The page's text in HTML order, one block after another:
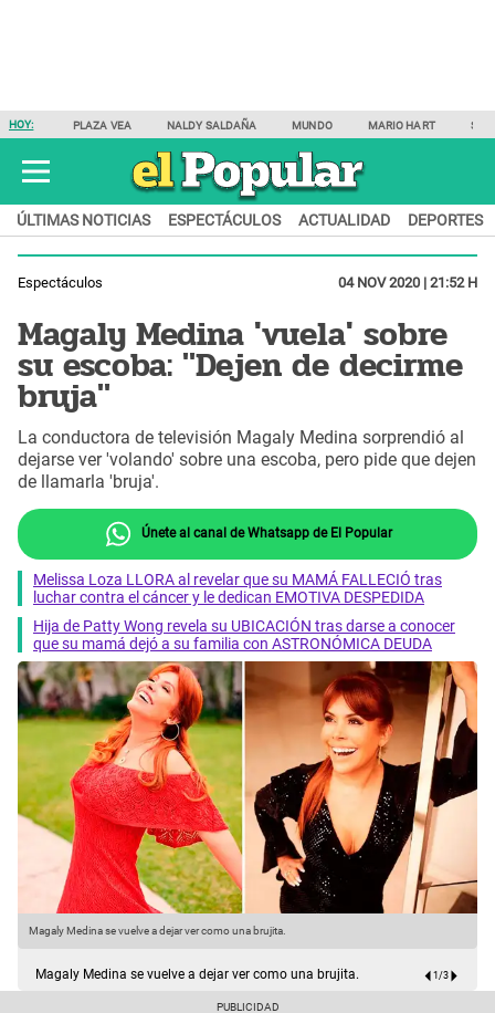
HOY: PLAZA VEA NALDY SALDAÑA MUNDO MARIO HART
ÚLTIMAS NOTICIAS ESPECTÁCULOS ACTUALIDAD DEPORTES
Espectáculos 04 NOV 2020 | 21:52 H
Magaly Medina 'vuela' sobre
su escoba: "Dejen de decirme
bruja"
La conductora de televisión Magaly Medina sorprendió al
dejarse ver 'volando' sobre una escoba, pero pide que dejen
de llamarla 'bruja'.
Únete al canal de Whatsapp de El Popular
Melissa Loza LLORA al revelar que su MAMÁ FALLECIÓ tras
luchar contra el cáncer y le dedican EMOTIVA DESPEDIDA
Hija de Patty Wong revela su UBICACIÓN tras darse a conocer
que su mamá dejó a su familia con ASTRONÓMICA DEUDA
Magaly Medina se vuelve a dejar ver como una brujita.
Magaly Medina se vuelve a dejar ver como una brujita. 1/3